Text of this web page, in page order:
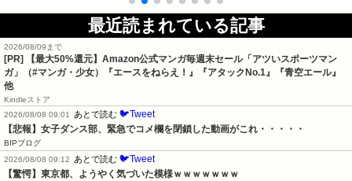
最近読まれている記事
2026/08/09まで
[PR]
【最大50%還元】Amazon公式マンガ毎週末セール「アツいスポーツマン
ガ」（#マンガ・少女）『エースをねらえ！』『アタックNo.1』『青空エール』
他
Kindleストア
2026/08/08 09:01
あとで読む 🐦Tweet
【悲報】女子ダンス部、緊急でコメ欄を閉鎖した動画がこれ・・・・・
BIPブログ
2026/08/08 09:12
あとで読む 🐦Tweet
【驚愕】東京都、ようやく気づいた模様ｗｗｗｗｗｗｗ